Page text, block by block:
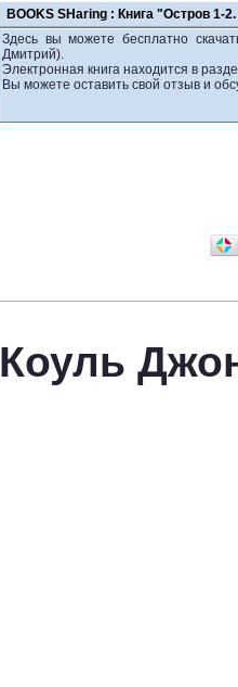
BOOKS SHaring : Книга "Остров 1-
Здесь вы можете бесплатно
Дмитрий).
Электронная книга находится в
Вы можете оставить свой отзыв и
Коуль